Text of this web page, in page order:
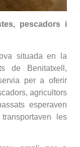
pescadors i
situada en la
de Benitatxell,
per a oferir
agricultors
esperaven
les